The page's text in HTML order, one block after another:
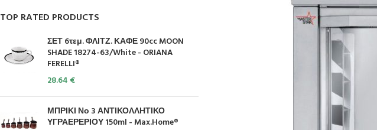
TOP RATED PRODUCTS
ΣΕΤ 6τεμ. ΦΛΙΤΖ. ΚΑΦΕ 90cc MOON
SHADE 18274-63/White - ORIANA
FERELLI®
28.64 €
ΜΠΡΙΚΙ Νο 3 ΑΝΤΙΚΟΛΛΗΤΙΚΟ
ΥΓΡΑΕΡΕΡΙΟΥ 150ml - Max.Home®